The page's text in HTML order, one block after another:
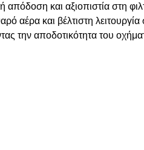
και αξιοπιστία στη
αέρα και βέλτιστη λειτουργία
την αποδοτικότητα του